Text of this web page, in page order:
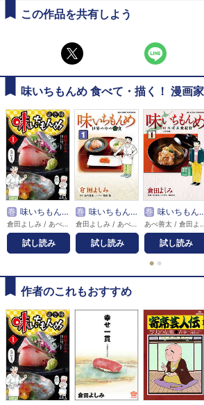
この作品を共有しよう
味いちもんめ 食べて・描く！ 漫画
巻 味いちもんめ 継ぎ味
試し読み
巻 味いちもんめ 世界の中の和食
試し読み
巻 味いちもんめ～にっぽん食紀行～
試し読み
● ●
作者のこれもおすすめ